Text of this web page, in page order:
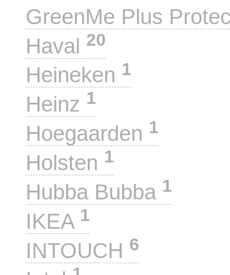
GreenMe Plus
Haval 20
Heineken 1
Heinz 1
Hoegaarden 1
Holsten 1
Hubba Bubba 1
IKEA 1
INTOUCH 6